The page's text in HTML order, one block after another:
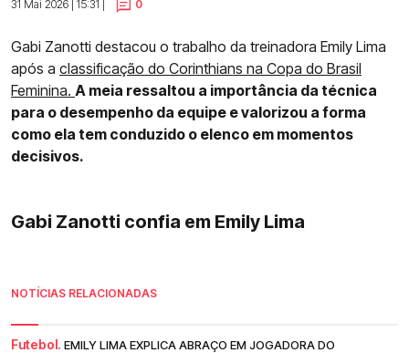
31 Mai 2026 | 15:31 |
0
Gabi Zanotti destacou o trabalho da treinadora Emily Lima
após a classificação do Corinthians na Copa do Brasil
Feminina. A meia ressaltou a importância da técnica
para o desempenho da equipe e valorizou a forma
como ela tem conduzido o elenco em momentos
decisivos.
Gabi Zanotti confia em Emily Lima
NOTÍCIAS RELACIONADAS
Futebol. EMILY LIMA EXPLICA ABRAÇO EM JOGADORA DO